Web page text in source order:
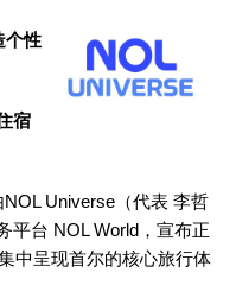
个性
宿
Universe（代表 李哲
平台 NOL World，宣布正
中呈现首尔的核心旅行体